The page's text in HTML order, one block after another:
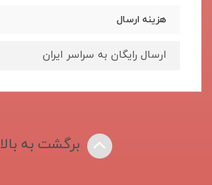
هزینه ارسال
ارسال رایگان به سراسر ایران
برگشت به بالا